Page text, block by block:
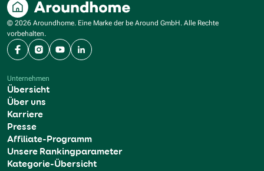
© 2026 Aroundhome. Eine Marke der be Around GmbH. Alle Rechte
vorbehalten.
FacebookInstagram
YouTubeLinkedIn
Unternehmen
Übersicht
Über uns
Karriere
Presse
Affiliate-Programm
Unsere Rankingparameter
Kategorie-Übersicht